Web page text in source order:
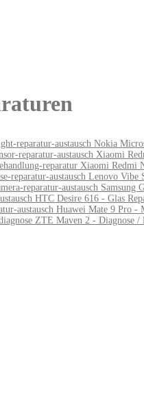
Nokia
Xiaomi
Xiaomi Redmi
Lenovo Vibe
Samsung
HTC Desire 616 - Glas
Huawei Mate 9 Pro -
ZTE Maven 2 - Diagnose /